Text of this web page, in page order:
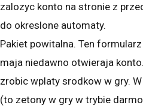
zalozyc konto na stronie z
do okreslone automaty.
Pakiet powitalna. Ten
maja niedawno otwieraja
zrobic wplaty srodkow w gry.
(to zetony w gry w trybie